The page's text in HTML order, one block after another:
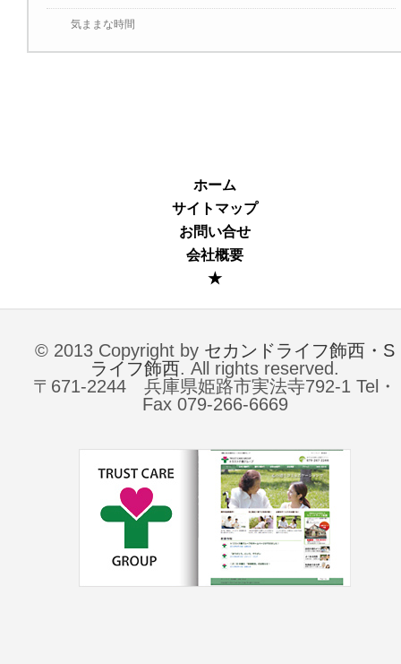
気ままな時間
ホーム
サイトマップ
お問い合せ
会社概要
★
© 2013 Copyright by セカンドライフ飾西・S
ライフ飾西. All rights reserved.
〒671-2244 兵庫県姫路市実法寺792-1 Tel・
Fax 079-266-6669